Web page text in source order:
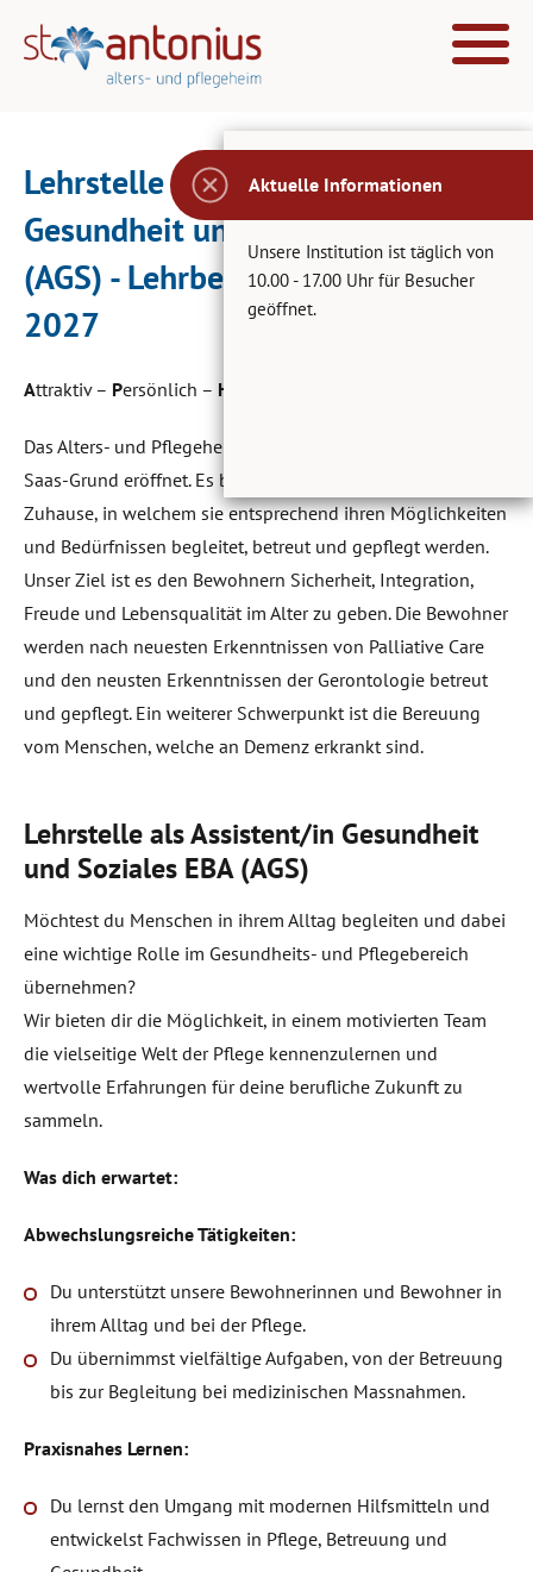
Aktuelle Informationen
Unsere Institution ist täglich von
10.00 - 17.00 Uhr für Besucher
geöffnet.
Lehrstelle als Assistent/in
Gesundheit und Soziales EBA
(AGS) - Lehrbeginn: 01. August
2027
Attraktiv – Persönlich – H
Das Alters- und Pflegeheim St. Antonius wurde 1991 in
Saas-Grund eröffnet. Es bietet betagten Mitmenschen ein
Zuhause, in welchem sie entsprechend ihren Möglichkeiten
und Bedürfnissen begleitet, betreut und gepflegt werden.
Unser Ziel ist es den Bewohnern Sicherheit, Integration,
Freude und Lebensqualität im Alter zu geben. Die Bewohner
werden nach neuesten Erkenntnissen von Palliative Care
und den neusten Erkenntnissen der Gerontologie betreut
und gepflegt. Ein weiterer Schwerpunkt ist die Bereuung
vom Menschen, welche an Demenz erkrankt sind.
Lehrstelle als Assistent/in Gesundheit
und Soziales EBA (AGS)
Möchtest du Menschen in ihrem Alltag begleiten und dabei
eine wichtige Rolle im Gesundheits- und Pflegebereich
übernehmen?
Wir bieten dir die Möglichkeit, in einem motivierten Team
die vielseitige Welt der Pflege kennenzulernen und
wertvolle Erfahrungen für deine berufliche Zukunft zu
sammeln.
Was dich erwartet:
Abwechslungsreiche Tätigkeiten:
Du unterstützt unsere Bewohnerinnen und Bewohner in
ihrem Alltag und bei der Pflege.
Du übernimmst vielfältige Aufgaben, von der Betreuung
bis zur Begleitung bei medizinischen Massnahmen.
Praxisnahes Lernen:
Du lernst den Umgang mit modernen Hilfsmitteln und
entwickelst Fachwissen in Pflege, Betreuung und